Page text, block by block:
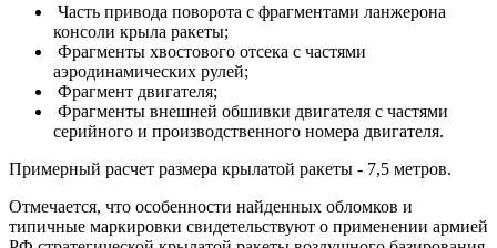
Часть привода поворота с фрагментами ланжерона
консоли крыла ракеты;
Фрагменты хвостового отсека с частями
аэродинамических рулей;
Фрагмент двигателя;
Фрагменты внешней обшивки двигателя с частями
серийного и производственного номера двигателя.
Примерный расчет размера крылатой ракеты - 7,5 метров.
Отмечается, что особенности найденных обломков и
типичные маркировки свидетельствуют о применении армией